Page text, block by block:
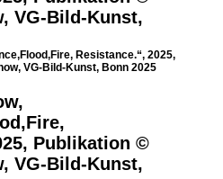
Resistance.“, 2025,
VG-Bild-Kunst, Bonn 2025